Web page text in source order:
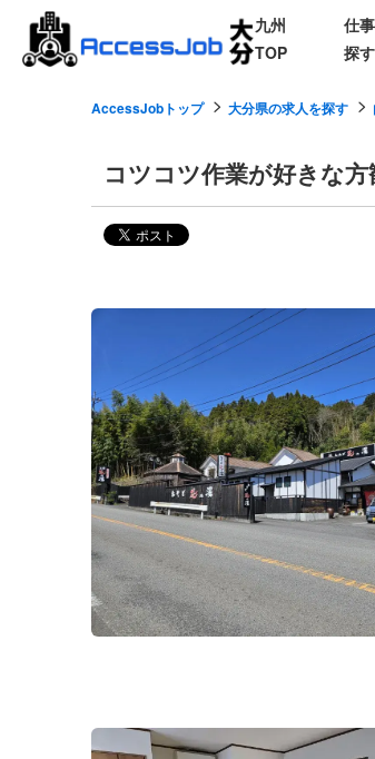
九州
TOP
仕
探す
AccessJobトップ 大分県の求人を探す
コツコツ作業が好きな